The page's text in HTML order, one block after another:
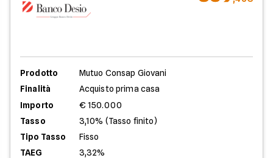
Prodotto
Mutuo Consap Giovani
Finalità
Acquisto prima casa
Importo
€ 150.000
Tasso
3,10% (Tasso finito)
Tipo Tasso
Fisso
TAEG
3,32%